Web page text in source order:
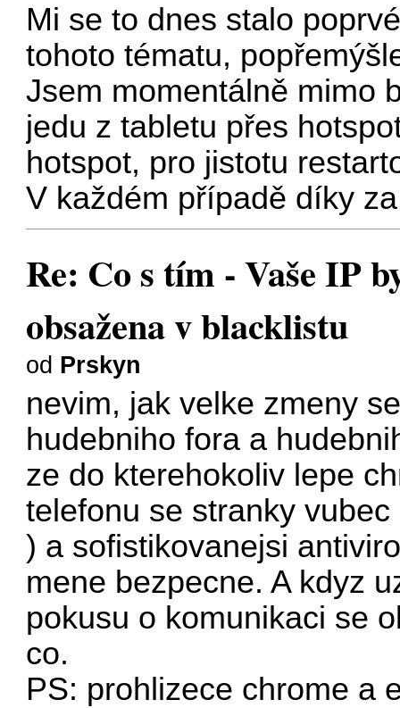
Mi se to dnes stalo
tohoto tématu,
Jsem momentálně mimo
jedu z tabletu přes
hotspot, pro jistotu
V každém případě díky
Re: Co s tím - Vaše IP
obsažena v blacklistu
od Prskyn
nevim, jak velke zmeny
hudebniho fora a
ze do kterehokoliv lepe
telefonu se stranky
) a sofistikovanejsi
mene bezpecne. A kdyz
pokusu o komunikaci se
co.
PS: prohlizece chrome a